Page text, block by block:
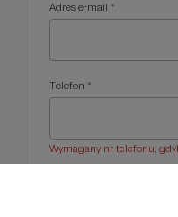
Adres e-mail *
Telefon *
Wymagany nr telefonu,